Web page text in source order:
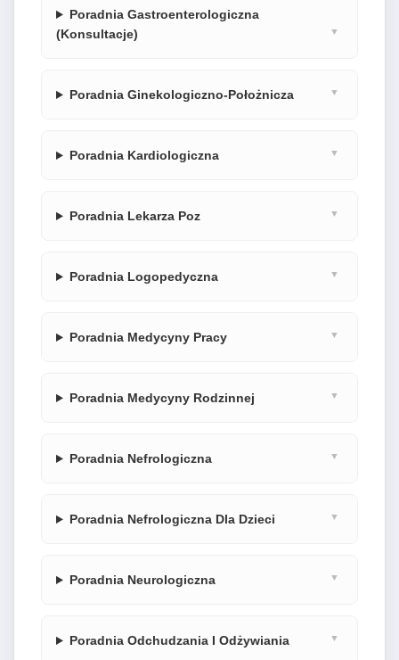
Poradnia Gastroenterologiczna
(Konsultacje)
Poradnia Ginekologiczno-Położnicza
Poradnia Kardiologiczna
Poradnia Lekarza Poz
Poradnia Logopedyczna
Poradnia Medycyny Pracy
Poradnia Medycyny Rodzinnej
Poradnia Nefrologiczna
Poradnia Nefrologiczna Dla Dzieci
Poradnia Neurologiczna
Poradnia Odchudzania I Odżywiania